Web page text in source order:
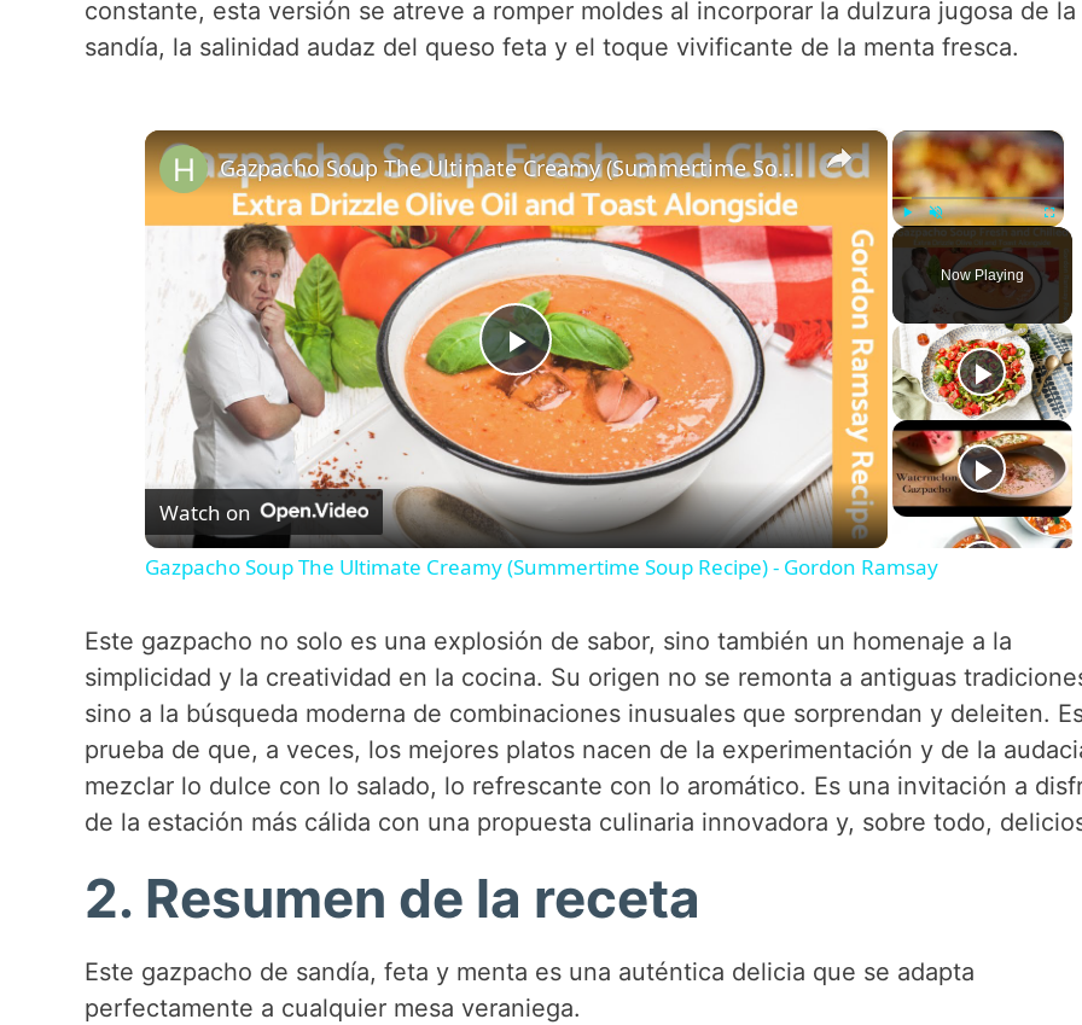
constante, esta versión se atreve a romper moldes al incorporar la dulzura jugosa de la
sandía, la salinidad audaz del queso feta y el toque vivificante de la menta fresca.
×
Play Unmute
Now Playing
×
P
l
a
V
i
d
e
Gazpacho Soup The Ultimate Creamy (Summertime Soup Recipe) - Gordon Ramsay
Watch on
Gazpacho Soup The Ultimate Creamy (Summertime Soup Recipe) - Gordon Ramsay
Este gazpacho no solo es una explosión de sabor, sino también un homenaje a la
simplicidad y la creatividad en la cocina. Su origen no se remonta a antiguas
sino a la búsqueda moderna de combinaciones inusuales que sorprendan y deleiten.
prueba de que, a veces, los mejores platos nacen de la experimentación y de la
mezclar lo dulce con lo salado, lo refrescante con lo aromático. Es una invitación a
de la estación más cálida con una propuesta culinaria innovadora y, sobre todo,
2. Resumen de la receta
Este gazpacho de sandía, feta y menta es una auténtica delicia que se adapta
perfectamente a cualquier mesa veraniega.